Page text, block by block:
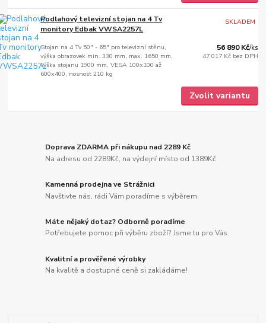
Podlahový televizní stojan na 4 Tv
monitory Edbak VWSA2257L
Stojan na 4 Tv 50" - 65" pro televizní stěnu,
výška obrazovek min. 330 mm, max. 1650 mm,
výška stojanu 1900 mm, VESA 100x100 až
600x400, nosnost 210 kg
56 890 Kč/ks
47 017 Kč bez DPH
SKLADEM
Zvolit variantu
Doprava ZDARMA při nákupu nad 2289 Kč
Na adresu od 2289Kč, na výdejní místo od 1389Kč
Kamenná prodejna ve Strážnici
Navštivte nás, rádi Vám poradíme s výběrem.
Máte nějaký dotaz? Odborně poradíme
Potřebujete pomoc při výběru zboží? Jsme tu pro Vás.
Kvalitní a prověřené výrobky
Na kvalitě a dostupné ceně si zakládáme!